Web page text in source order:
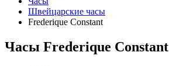
Швейцарские часы
Frederique Constant
Часы Frederique Constant